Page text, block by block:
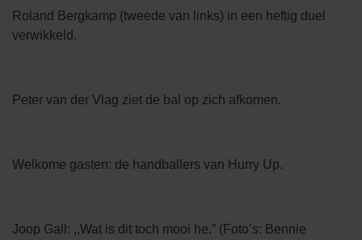
Roland Bergkamp (tweede van links) in een heftig duel
verwikkeld.
Peter van der Vlag ziet de bal op zich afkomen.
Welkome gasten: de handballers van Hurry Up.
Joop Gall: ,,Wat is dit toch mooi he.” (Foto’s: Bennie